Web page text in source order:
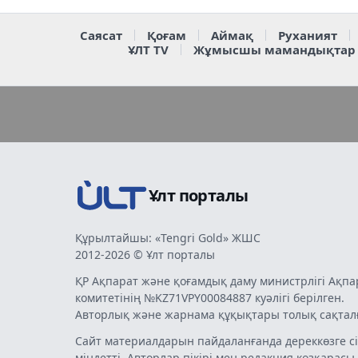
Саясат Қоғам Аймақ
Руханият
ҰЛТ TV
Жұмысшы
Ұлт порталы
Құрылтайшы: «Tengri Gold» ЖШС
2012-2026 © Ұлт порталы
ҚР Ақпарат және қоғамдық даму министрлігі
комитетінің №KZ71VPY00084887 куәлігі берілген.
Авторлық және жарнама құқықтары толық
Сайт материалдарын пайдаланғанда дереккөзге